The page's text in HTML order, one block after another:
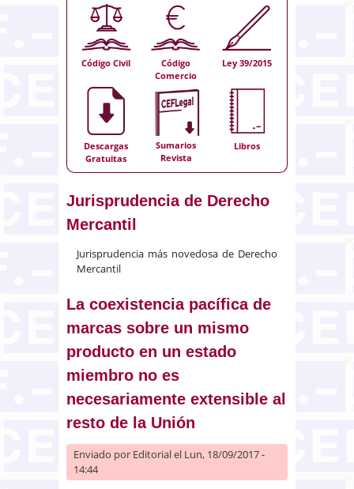
Código Civil
Código
Comercio
Ley 39/2015
Descargas
Gratuitas
Sumarios
Revista
Libros
Jurisprudencia de Derecho
Mercantil
Jurisprudencia más novedosa de Derecho
Mercantil
La coexistencia pacífica de
marcas sobre un mismo
producto en un estado
miembro no es
necesariamente extensible al
resto de la Unión
Enviado por Editorialel Lun, 18/09/2017 -
14:44